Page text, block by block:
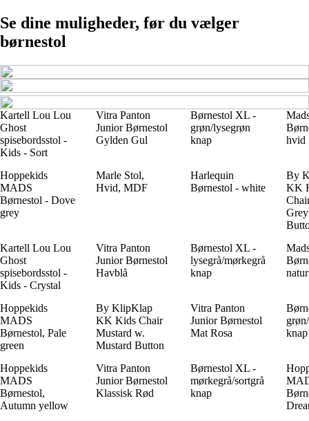
Se dine muligheder, før du vælger
børnestol
Kartell Lou Lou
Ghost
spisebordsstol -
Kids - Sort
Vitra Panton
Junior Børnestol
Gylden Gul
Børnestol XL -
grøn/lysegrøn
knap
hvid
Hoppekids
MADS
Børnestol - Dove
grey
Marle Stol,
Hvid, MDF
Harlequin
Børnestol - white
By
KK
Kartell Lou Lou
Ghost
spisebordsstol -
Kids - Crystal
Vitra Panton
Junior Børnestol
Havblå
Børnestol XL -
lysegrå/mørkegrå
knap
natur
Hoppekids
MADS
Børnestol, Pale
green
By KlipKlap
KK Kids Chair
Mustard w.
Mustard Button
Vitra Panton
Junior Børnestol
Mat Rosa
knap
Hoppekids
MADS
Børnestol,
Autumn yellow
Vitra Panton
Junior Børnestol
Klassisk Rød
Børnestol XL -
mørkegrå/sortgrå
knap